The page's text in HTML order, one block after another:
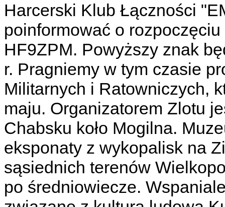
Harcerski Klub Łączności
poinformować o
HF9ZPM. Powyższy znak
r. Pragniemy w tym czasie
Militarnych i Ratowniczych,
maju. Organizatorem Zlotu
Chabsku koło Mogilna.
eksponaty z wykopalisk na
sąsiednich terenów
po średniowiecze.